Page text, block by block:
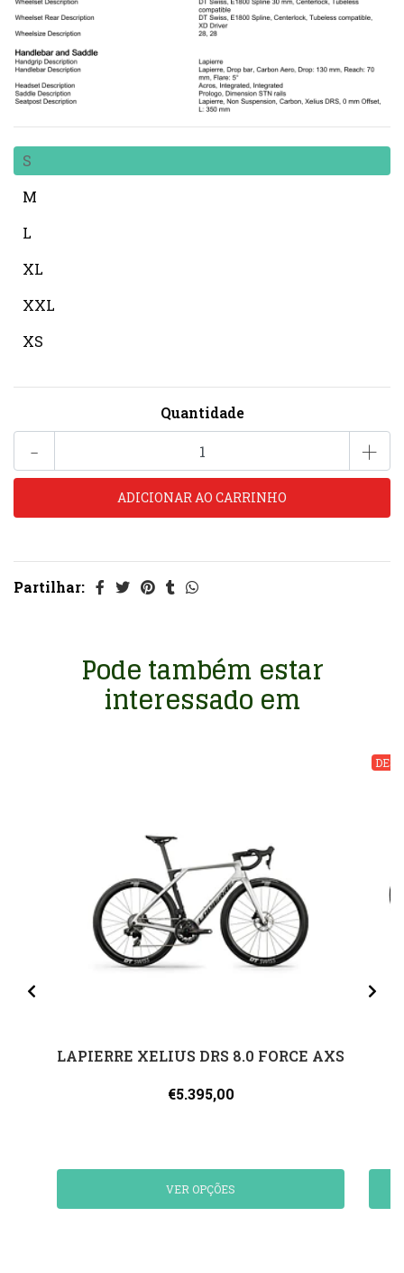
S
M
L
XL
XXL
XS
Quantidade
- +
Partilhar:
Pode também estar
interessado em
LAPIERRE XELIUS DRS 8.0 FORCE AXS
€5.395,00
VER OPÇÕES